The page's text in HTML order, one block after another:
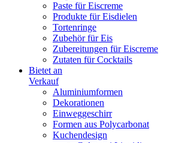
Paste für Eiscreme
Produkte für Eisdielen
Tortenringe
Zubehör für Eis
Zubereitungen für Eiscreme
Zutaten für Cocktails
Bietet an
Verkauf
Aluminiumformen
Dekorationen
Einweggeschirr
Formen aus Polycarbonat
Kuchendesign